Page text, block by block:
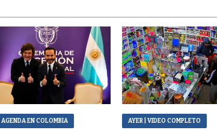
| AGENDA EN COLOMBIA AYER | VIDEO COMPLETO